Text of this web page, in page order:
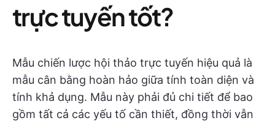
trực tuyến tốt?
Mẫu chiến lược hội thảo trực tuyến hiệu quả là
mẫu cân bằng hoàn hảo giữa tính toàn diện và
tính khả dụng. Mẫu này phải đủ chi tiết để bao
gồm tất cả các yếu tố cần thiết, đồng thời vẫn